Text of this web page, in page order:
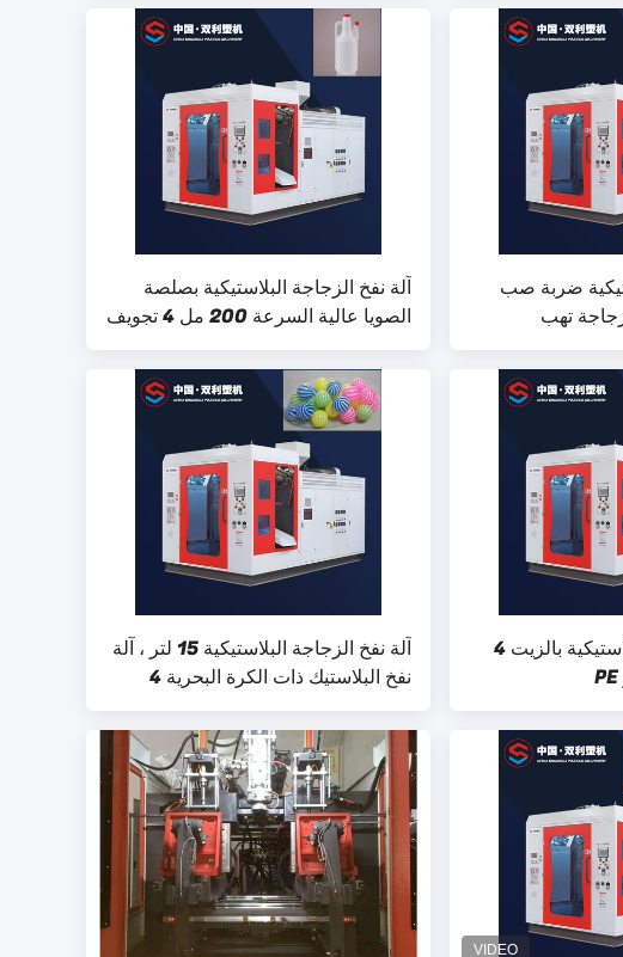
آلة نفخ الزجاجة البلاستيكية بصلصة
الصويا عالية السرعة 200 مل 4 تجويف
PE تهب
ضربة صب
آلة نفخ الزجاجة البلاستيكية 15 لتر ، آلة
نفخ البلاستيك ذات الكرة البحرية 4
رؤوس
آلة نفخ الزجاجة البلاستيكية بالزيت 4